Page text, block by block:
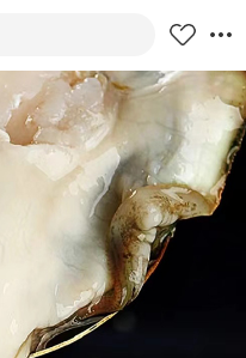

详情 推荐